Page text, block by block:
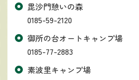
毘沙門憩いの森
0185-59-2120
御所の台オートキャンプ場
0185-77-2883
素波里キャンプ場